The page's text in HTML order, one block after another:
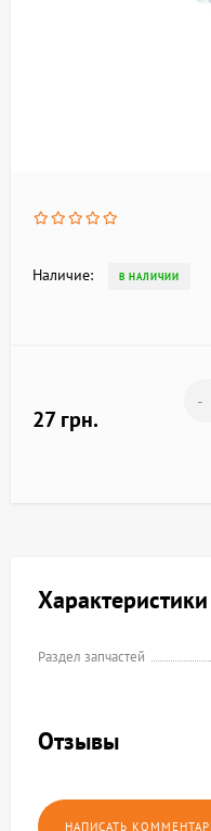
Наличие: В НАЛИЧИИ
27 грн.
-
Характеристики
Раздел запчастей
Отзывы